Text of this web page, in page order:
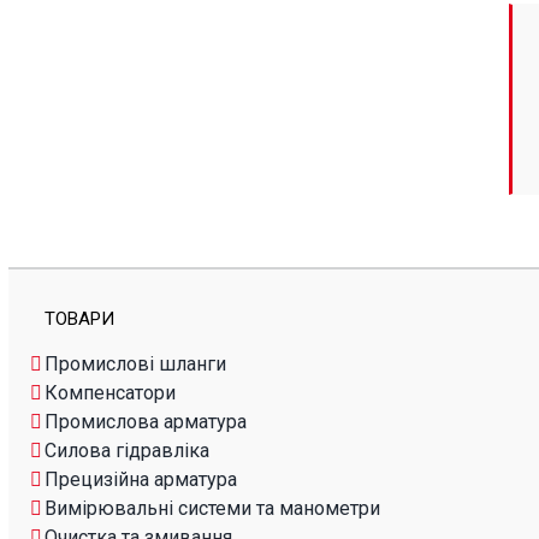
ТОВАРИ
Промислові шланги
Компенсатори
Промислова арматура
Силова гідравліка
Прецизійна арматура
Вимірювальні системи та манометри